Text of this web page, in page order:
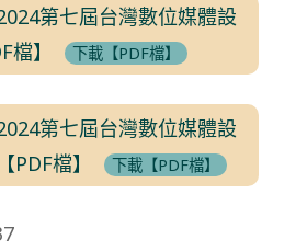
第七屆台灣數位媒體設
】
下載【PDF檔】
第七屆台灣數位媒體設
檔】
下載【PDF檔】